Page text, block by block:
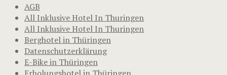
AGB
All Inklusive Hotel In Thuringen
All Inklusive Hotel In Thuringen
Berghotel in Thüringen
Datenschutzerklärung
E-Bike in Thüringen